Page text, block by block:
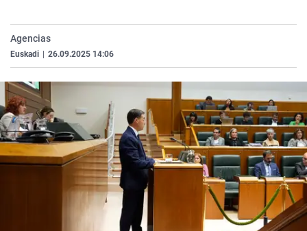
Operación Viuda
Navarra
País Vasco
Agencias
Euskadi 26.09.2025 14:06